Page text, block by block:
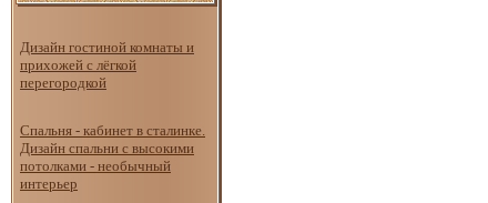
Дизайн гостиной комнаты и
прихожей с лёгкой
перегородкой
Спальня - кабинет в сталинке.
Дизайн спальни с высокими
потолками - необычный
интерьер